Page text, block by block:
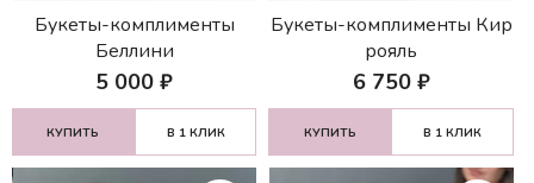
Букеты-комплименты
Беллини
5 000 ₽
КУПИТЬ В 1 КЛИК
Букеты-комплименты Кир
рояль
6 750₽
КУПИТЬ В 1 КЛИК